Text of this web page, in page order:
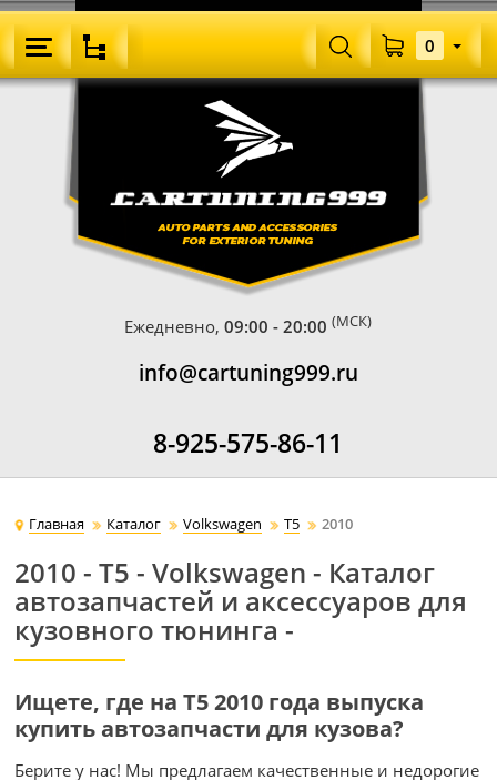
Ежедневно,09:00 - 20:00 (МСК)
info@cartuning999.ru
8-925-575-86-11
0
Главная Каталог Volkswagen T5 2010
2010 - T5 - Volkswagen - Каталог
автозапчастей и аксессуаров для
кузовного тюнинга -
Ищете, где на T5 2010 года выпуска
купить автозапчасти для кузова?
Берите у нас! Мы предлагаем качественные и недорогие